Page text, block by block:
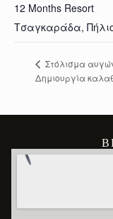
12 Months Resort
Τσαγκαράδα,
Στόλισμα
Δημιουργία